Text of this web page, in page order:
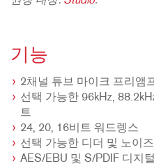
기능
2채널 튜브 마이크 프리앰
선택 가능한 96kHz,
트
24, 20, 16비트 워드렝스
선택 가능한 디더 및 노이
AES/EBU 및 S/PDIF 디지